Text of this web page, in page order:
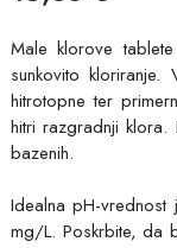
Male klorove
sunkovito
hitrotopne ter
hitri razgradnji
bazenih.
Idealna pH-
mg/L. Poskrbite, da